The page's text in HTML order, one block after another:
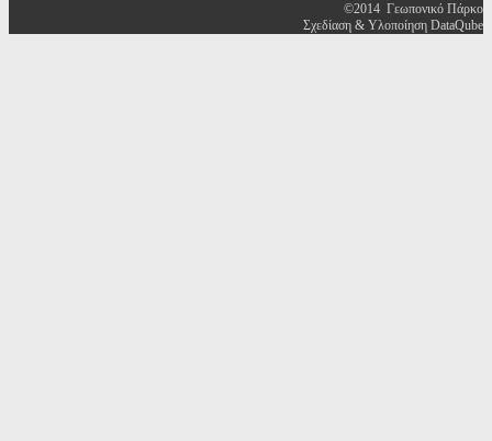
©2014 Γεωπονικό Πάρκο
Σχεδίαση & Υλοποίηση DataQube